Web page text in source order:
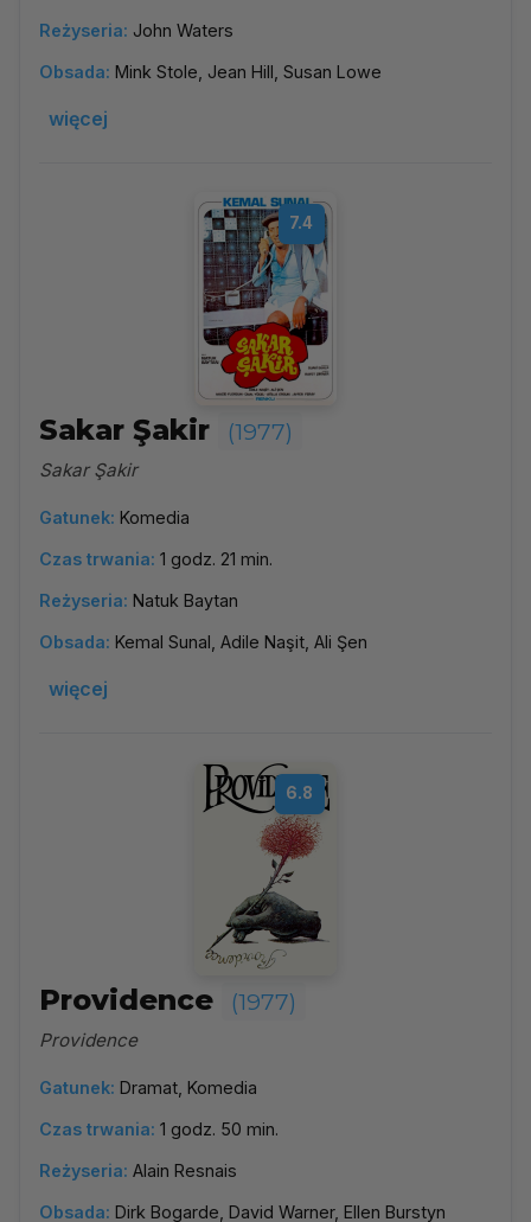
Reżyseria: John Waters
Obsada: Mink Stole, Jean Hill, Susan Lowe
więcej
7.4
Sakar Şakir (1977)
Sakar Şakir
Gatunek: Komedia
Czas trwania: 1 godz. 21 min.
Reżyseria: Natuk Baytan
Obsada: Kemal Sunal, Adile Naşit, Ali Şen
więcej
6.8
Providence (1977)
Providence
Gatunek: Dramat, Komedia
Czas trwania: 1 godz. 50 min.
Reżyseria: Alain Resnais
Obsada: Dirk Bogarde, David Warner, Ellen Burstyn